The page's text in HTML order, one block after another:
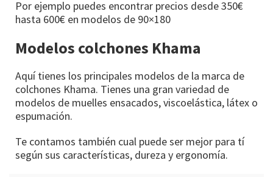
Por ejemplo puedes encontrar precios desde 350€
hasta 600€ en modelos de 90×180
Modelos colchones Khama
Aquí tienes los principales modelos de la marca de
colchones Khama. Tienes una gran variedad de
modelos de muelles ensacados, viscoelástica, látex o
espumación.
Te contamos también cual puede ser mejor para tí
según sus características, dureza y ergonomía.